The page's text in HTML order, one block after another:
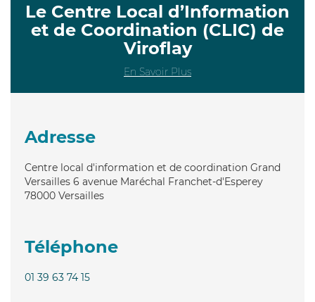
Le Centre Local d’Information
et de Coordination (CLIC) de
Viroflay
En Savoir Plus
Adresse
Centre local d'information et de coordination Grand
Versailles 6 avenue Maréchal Franchet-d'Esperey
78000 Versailles
Téléphone
01 39 63 74 15